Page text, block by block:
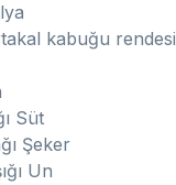
kabuğu rendesi
Süt
Şeker
Un